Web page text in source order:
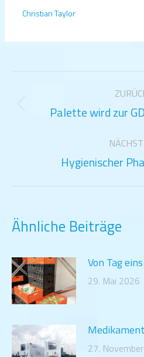
Christian Taylor
Palette wird zur
Hygienischer
Ähnliche Beiträge
Von Tag
29. Mai 2026
27.